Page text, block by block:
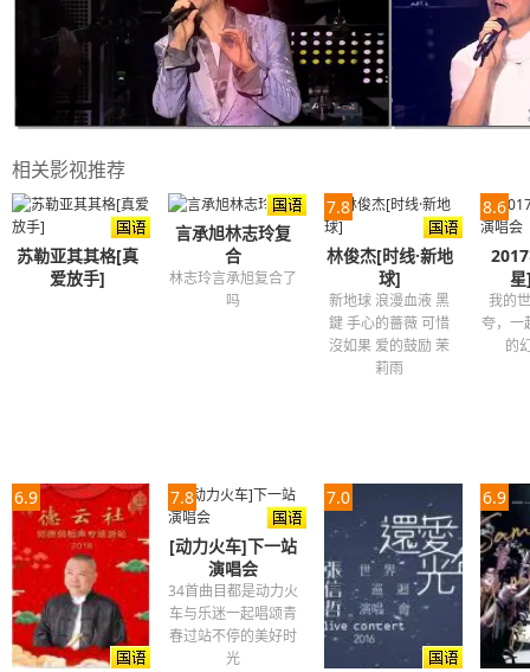
相关影视推荐
苏勒亚其其格[真
爱放手]
言承旭林志玲复
合
林志玲言承旭复合了
吗
7.8
林俊杰[时线·新地
球]
新地球 浪漫血液 黑
鍵 手心的薔薇 可惜
沒如果 爱的鼓励 茉
莉雨
8.6
我的
夸，一
的
6.9 7.8
[动力火车]下一站
演唱会
34首曲目都是动力火
车与乐迷一起唱颂青
春过站不停的美好时
光
7.0 6.9